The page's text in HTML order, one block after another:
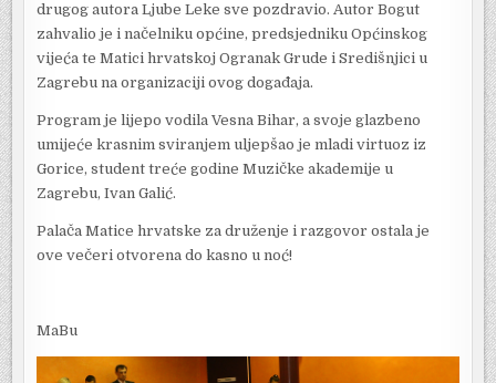
drugog autora Ljube Leke sve pozdravio. Autor Bogut
zahvalio je i načelniku općine, predsjedniku Općinskog
vijeća te Matici hrvatskoj Ogranak Grude i Središnjici u
Zagrebu na organizaciji ovog događaja.
Program je lijepo vodila Vesna Bihar, a svoje glazbeno
umijeće krasnim sviranjem uljepšao je mladi virtuoz iz
Gorice, student treće godine Muzičke akademije u
Zagrebu, Ivan Galić.
Palača Matice hrvatske za druženje i razgovor ostala je
ove večeri otvorena do kasno u noć!
MaBu